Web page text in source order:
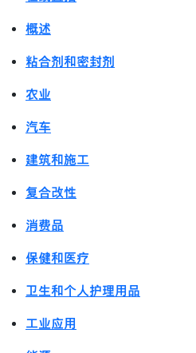
概述
粘合剂和密封剂
农业
汽车
建筑和施工
复合改性
消费品
保健和医疗
卫生和个人护理用品
工业应用